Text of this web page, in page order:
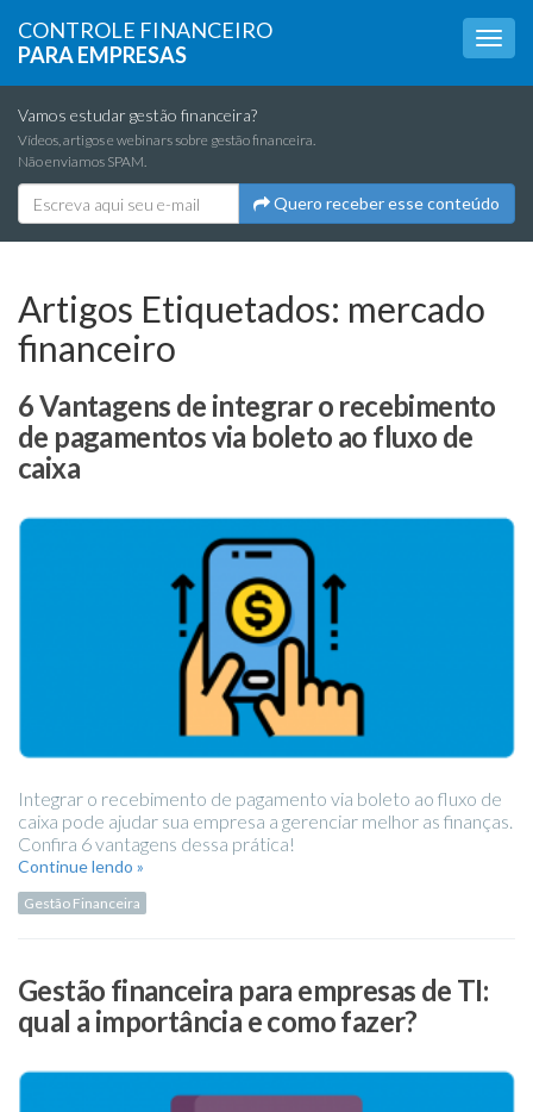
CONTROLE FINANCEIRO
PARA EMPRESAS
Vamos estudar gestão financeira?
Vídeos, artigos e webinars sobre gestão financeira.
Não enviamos SPAM.
Quero receber esse conteúdo
Artigos Etiquetados: mercado
financeiro
6 Vantagens de integrar o recebimento
de pagamentos via boleto ao fluxo de
caixa
Integrar o recebimento de pagamento via boleto ao fluxo de
caixa pode ajudar sua empresa a gerenciar melhor as finanças.
Confira 6 vantagens dessa prática!
Continue lendo »
Gestão Financeira
Gestão financeira para empresas de TI:
qual a importância e como fazer?